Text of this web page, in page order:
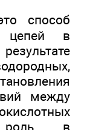
способ
цепей в
между
роль в